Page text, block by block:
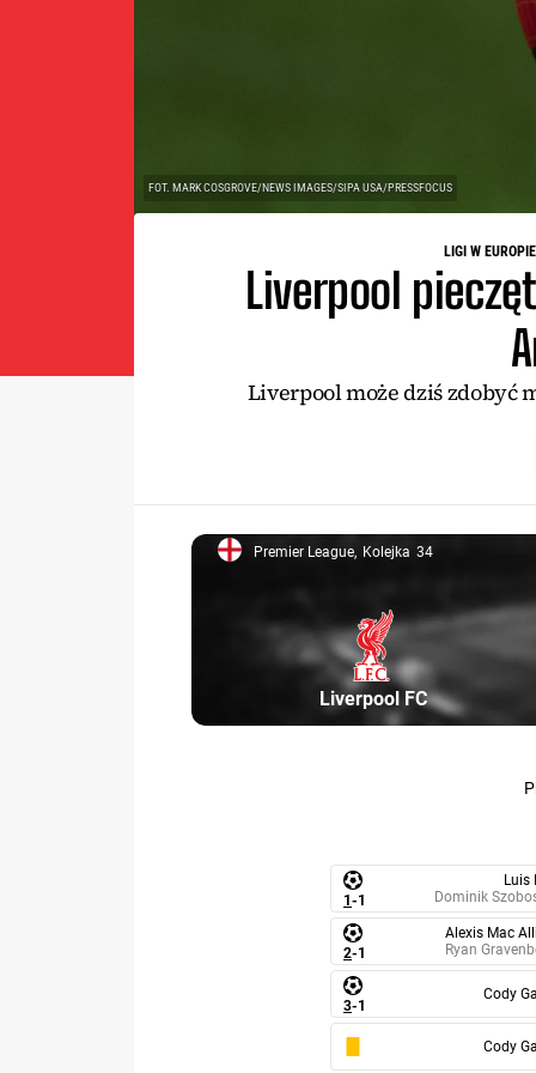
FOT. MARK COSGROVE/NEWS IMAGES/SIPA USA/PRESSFOCUS
LIGI W EUROPIE
Liverpool
Liverpool może dziś zdobyć
Premier League, 34
Premier League Kolejka 34
Uczestnik: Liverpool
Liverpool FC
1-1
Luis
Dominik
2-1
Alexis Mac
Ryan
3-1
Cody
Cody